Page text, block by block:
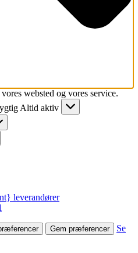
websted og vores service.
Altid aktiv
leverandører
Gem præferencer
Se